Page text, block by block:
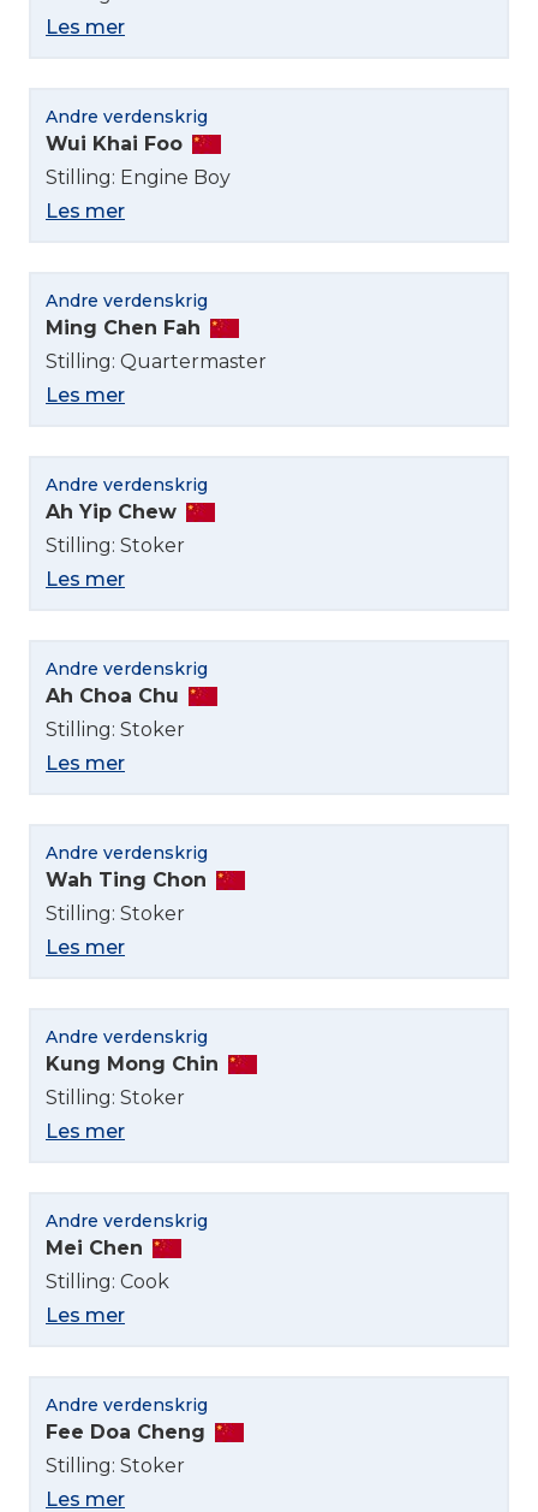
Les mer
Andre verdenskrig
Wui Khai Foo
Stilling: Engine Boy
Les mer
Andre verdenskrig
Ming Chen Fah
Stilling: Quartermaster
Les mer
Andre verdenskrig
Ah Yip Chew
Stilling: Stoker
Les mer
Andre verdenskrig
Ah Choa Chu
Stilling: Stoker
Les mer
Andre verdenskrig
Wah Ting Chon
Stilling: Stoker
Les mer
Andre verdenskrig
Kung Mong Chin
Stilling: Stoker
Les mer
Andre verdenskrig
Mei Chen
Stilling: Cook
Les mer
Andre verdenskrig
Fee Doa Cheng
Stilling: Stoker
Les mer